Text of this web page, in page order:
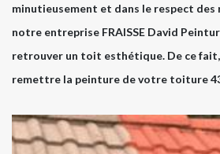
minutieusement et dans le respect des
notre entreprise FRAISSE David
retrouver un toit esthétique. De ce fait,
remettre la peinture de votre toiture